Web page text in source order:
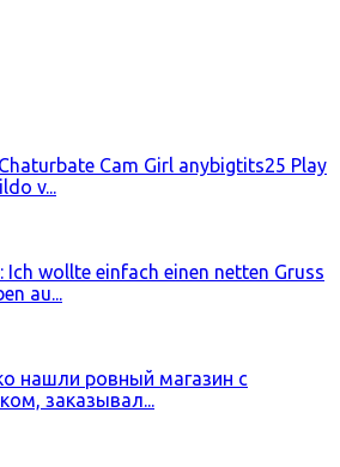
Cam Girl anybigtits25 Play
v...
Ich wollte einfach einen netten Gruss
au...
нашли ровный магазин с
заказывал...